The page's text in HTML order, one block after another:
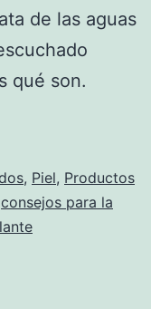
de las aguas
qué son.
, Piel, Productos
consejos para la